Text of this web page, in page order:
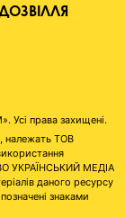
ДОЗВІЛЛЯ
права захищені.
належать ТОВ
УКРАЇНСЬКИЙ МЕДІА
даного ресурсу
знаками